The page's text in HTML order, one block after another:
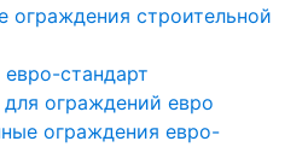
ограждения строительной
стандарт
для ограждений евро
ограждения евро-